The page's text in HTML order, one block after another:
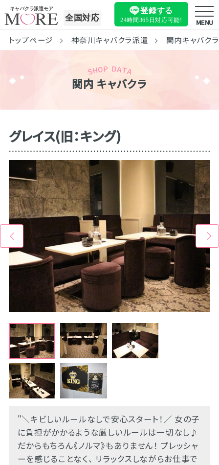
キャバクラ派遣モア
全国対応
登録する
24時間365日対応可能! MENU
トップページ 神奈川キャバクラ派遣 関内キャバク
関内 キャバクラ
グレイス(旧：キング)
"＼キビしいルールなしで安心スタート！／ 女の子
に負担がかかるような厳しいルールは一切なし♪
だからもちろん《ノルマ》もありません！ プレッシャ
ーを感じることなく、 リラックスしながらお仕事で